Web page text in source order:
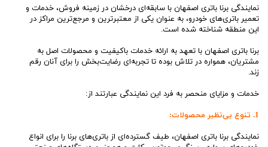
نمایندگی برنا باتری اصفهان با سابقه‌ای درخشان در زمینه فروش، خدمات و
تعمیر باتری‌های خودرو، به عنوان یکی از معتبرترین و مرجع‌ترین مراکز در
این منطقه شناخته شده است.
برنا باتری اصفهان با تعهد به ارائه خدمات باکیفیت و محصولات اصل به
مشتریان، همواره در تلاش بوده تا تجربه‌ای رضایت‌بخش را برای آنان رقم
زند.
خدمات و مزایای منحصر به فرد این نمایندگی عبارتند از:
1. تنوع بی‌نظیر محصولات:
نمایندگی برنا باتری اصفهان، طیف گسترده‌ای از باتری‌های برنا را برای انواع